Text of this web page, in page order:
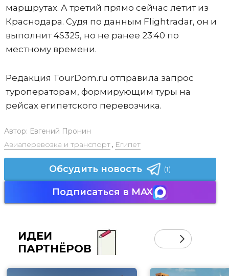
маршрутах. А третий прямо сейчас летит из
Краснодара. Судя по данным Flightradar, он и
выполнит 4S325, но не ранее 23:40 по
местному времени.
Редакция TourDom.ru отправила запрос
туроператорам, формирующим туры на
рейсах египетского перевозчика.
Автор: Евгений Пронин
Авиаперевозка и транспорт, Египет
Обсудить новость (1)
Подписаться в MAX
ИДЕИ
ПАРТНЁРОВ